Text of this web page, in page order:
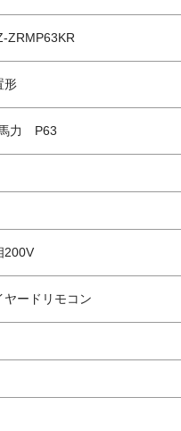
ZRMP63KR
形
力 P63
200V
ヤードリモコン